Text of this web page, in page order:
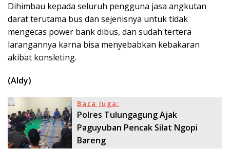
Dihimbau kepada seluruh pengguna jasa angkutan
darat terutama bus dan sejenisnya untuk tidak
mengecas power bank dibus, dan sudah tertera
larangannya karna bisa menyebabkan kebakaran
akibat konsleting.
(Aldy)
Baca Juga:
Polres Tulungagung Ajak
Paguyuban Pencak Silat Ngopi
Bareng